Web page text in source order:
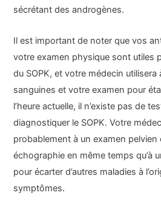
sécrétant des androgènes.
Il est important de noter que vos
votre examen physique sont utiles
du SOPK, et votre médecin
sanguines et votre examen pour
l’heure actuelle, il n’existe pas de
diagnostiquer le SOPK. Votre
probablement à un examen
échographie en même temps qu’à
pour écarter d’autres maladies à
symptômes.